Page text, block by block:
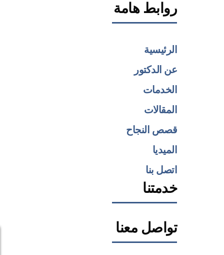
روابط هامة
الرئيسية
عن الدكتور
الخدمات
المقالات
قصص النجاح
الميديا
اتصل بنا
خدمتنا
تواصل معنا